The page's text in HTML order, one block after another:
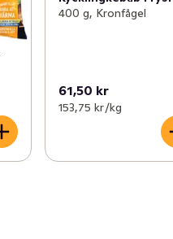
400 g, Kronfågel
61,50 kr
153,75 kr /kg